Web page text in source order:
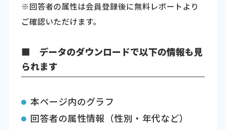
※回答者の属性は会員登録後に無料レポートより
ご確認いただけます。
■ データのダウンロードで以下の情報も見
られます
本ページ内のグラフ
回答者の属性情報（性別・年代など）